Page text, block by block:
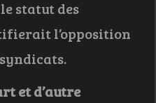
statut des
l’opposition
et d’autre